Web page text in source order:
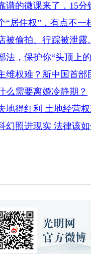
谱的微课来了，15
居住权”，有点不一
被偷拍、行踪被泄
法，保护你“头顶上
维权难？新中国首
么需要离婚冷静期？
地得红利 土地经营
幻照进现实 法律该